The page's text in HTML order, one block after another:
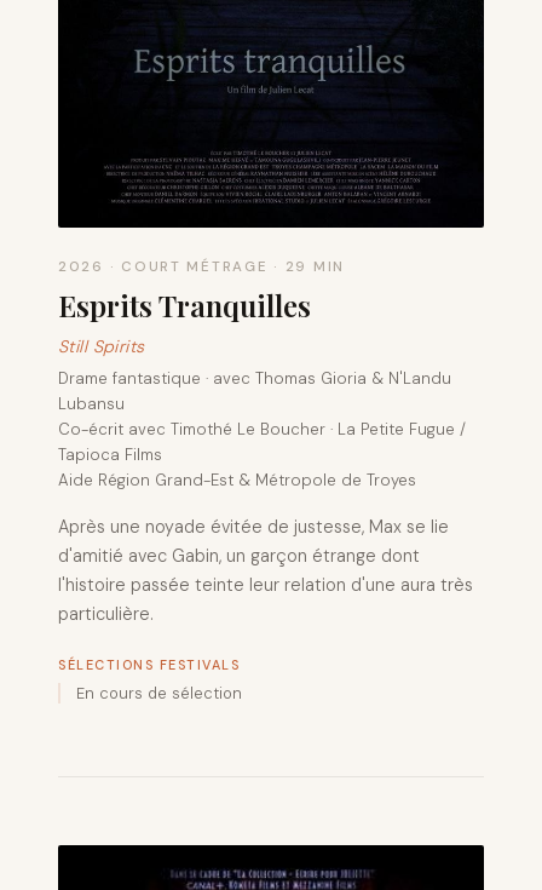
2026 · COURT MÉTRAGE · 29 MIN
Esprits Tranquilles
Still Spirits
Drame fantastique · avec Thomas Gioria & N'Landu
Lubansu
Co-écrit avec Timothé Le Boucher · La Petite Fugue /
Tapioca Films
Aide Région Grand-Est & Métropole de Troyes
Après une noyade évitée de justesse, Max se lie
d'amitié avec Gabin, un garçon étrange dont
l'histoire passée teinte leur relation d'une aura très
particulière.
SÉLECTIONS FESTIVALS
En cours de sélection